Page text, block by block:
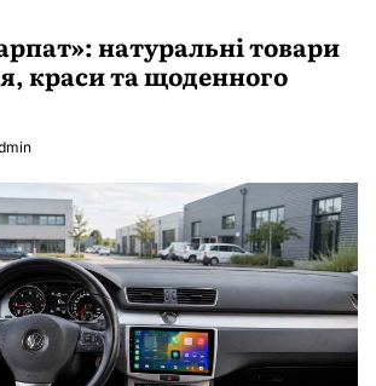
натуральні товари
краси та щоденного